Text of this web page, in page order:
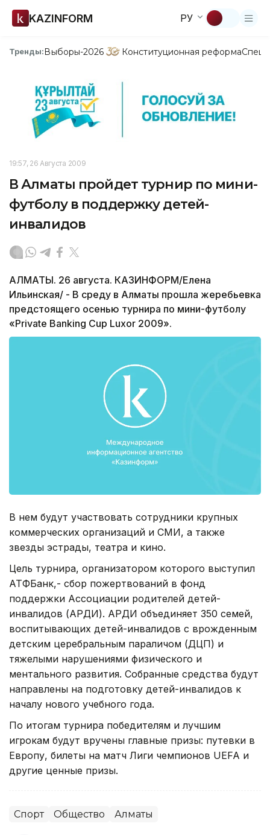
KAZINFORM РУ
Тренды:Выборы-2026 Конституционная реформа
19:57, 26 Августа 2009
В Алматы пройдет турнир по мини-
футболу в поддержку детей-
инвалидов
АЛМАТЫ. 26 августа. КАЗИНФОРМ/Елена
Ильинская/ - В среду в Алматы прошла жеребьевка
предстоящего осенью турнира по мини-футболу
«Private Banking Cup Luxor 2009».
В нем будут участвовать сотрудники крупных
коммерческих организаций и СМИ, а также
звезды эстрады, театра и кино.
Цель турнира, организатором которого выступил
АТФБанк,- сбор пожертвований в фонд
поддержки Ассоциации родителей детей-
инвалидов (АРДИ). АРДИ объединяет 350 семей,
воспитывающих детей-инвалидов с врожденным
детским церебральным параличом (ДЦП) и
тяжелыми нарушениями физического и
ментального развития. Собранные средства будут
направлены на подготовку детей-инвалидов к
началу нового учебного года.
По итогам турнира победителям и лучшим
игрокам будут вручены главные призы: путевки в
Европу, билеты на матч Лиги чемпионов UEFA и
другие ценные призы.
Спорт Общество Алматы